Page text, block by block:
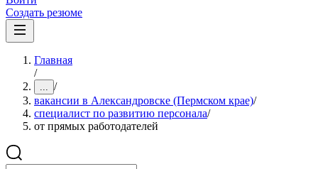
Создать резюме
Главная
/
... /
вакансии в Александровске (Пермском крае)/
специалист по развитию персонала/
от прямых работодателей